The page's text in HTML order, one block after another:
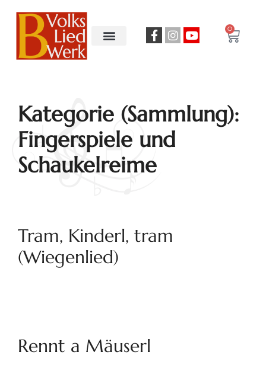
0
Kategorie (Sammlung):
Fingerspiele und
Schaukelreime
Tram, Kinderl, tram
(Wiegenlied)
Rennt a Mäuserl